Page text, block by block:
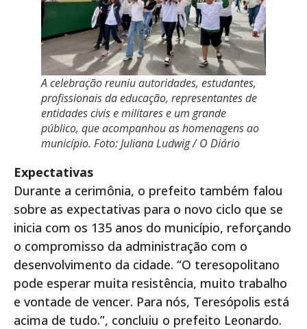
A celebração reuniu autoridades, estudantes,
profissionais da educação, representantes de
entidades civis e militares e um grande
público, que acompanhou as homenagens ao
município. Foto: Juliana Ludwig / O Diário
Expectativas
Durante a cerimônia, o prefeito também falou
sobre as expectativas para o novo ciclo que se
inicia com os 135 anos do município, reforçando
o compromisso da administração com o
desenvolvimento da cidade. “O teresopolitano
pode esperar muita resistência, muito trabalho
e vontade de vencer. Para nós, Teresópolis está
acima de tudo.”, concluiu o prefeito Leonardo.